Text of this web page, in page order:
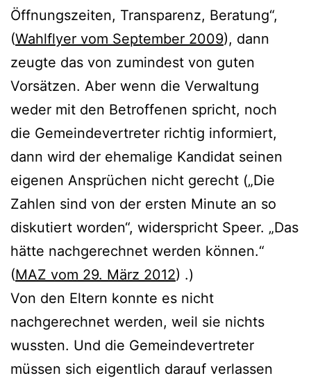
Öffnungszeiten, Transparenz, Beratung“,
(Wahlflyer vom September 2009), dann
zeugte das von zumindest von guten
Vorsätzen. Aber wenn die Verwaltung
weder mit den Betroffenen spricht, noch
die Gemeindevertreter richtig informiert,
dann wird der ehemalige Kandidat seinen
eigenen Ansprüchen nicht gerecht („Die
Zahlen sind von der ersten Minute an so
diskutiert worden“, widerspricht Speer. „Das
hätte nachgerechnet werden können.“
(MAZ vom 29. März 2012) .)
Von den Eltern konnte es nicht
nachgerechnet werden, weil sie nichts
wussten. Und die Gemeindevertreter
müssen sich eigentlich darauf verlassen